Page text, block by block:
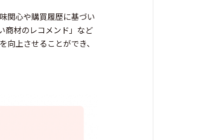
関心や購買履歴に基づい
商材のレコメンド」など
上させることができ、